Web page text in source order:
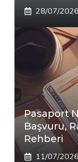
28/07/2026
Pasaport
Başvuru,
Rehberi
11/07/2026